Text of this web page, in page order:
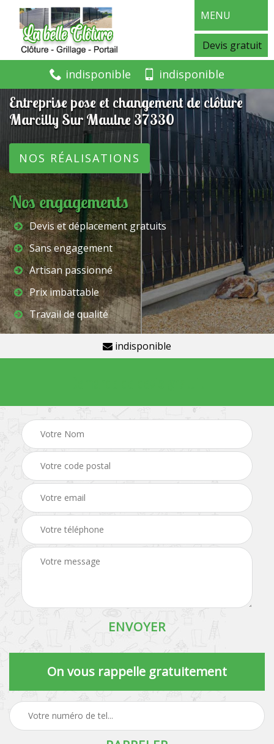
MENU
Devis gratuit
indisponible indisponible
Entreprise pose et changement de clôture
Marcilly Sur Maulne 37330
NOS RÉALISATIONS
Nos engagements
Devis et déplacement gratuits
Sans engagement
Artisan passionné
Prix imbattable
Travail de qualité
indisponible
On vous rappelle gratuitement